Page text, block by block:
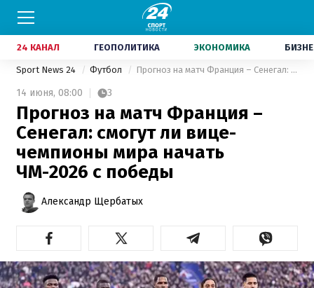
24 КАНАЛ ГЕОПОЛИТИКА ЭКОНОМИКА
Sport News 24 Футбол Прогноз на матч Франция – Сенегал: смогут ли вице-чемпионы мира начать ЧМ-2026 с победы
14 июня, 08:00 3
Прогноз на матч Франция –
Сенегал: смогут ли вице-
чемпионы мира начать
ЧМ-2026 с победы
Александр Щербатых